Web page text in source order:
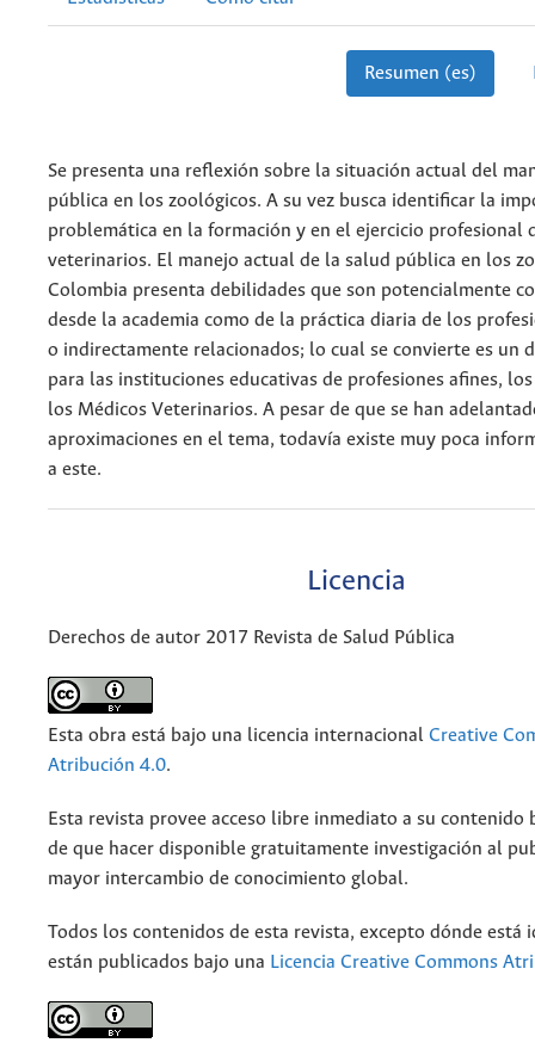
Resumen (es)
Se presenta una reflexión sobre la situación actual del
pública en los zoológicos. A su vez busca identificar la
problemática en la formación y en el ejercicio profesional
veterinarios. El manejo actual de la salud pública en los
Colombia presenta debilidades que son potencialmente
desde la academia como de la práctica diaria de los
o indirectamente relacionados; lo cual se convierte es un
para las instituciones educativas de profesiones afines,
los Médicos Veterinarios. A pesar de que se han
aproximaciones en el tema, todavía existe muy poca
a este.
Licencia
Derechos de autor 2017 Revista de Salud Pública
Esta obra está bajo una licencia internacional Creative
Atribución 4.0.
Esta revista provee acceso libre inmediato a su contenido
de que hacer disponible gratuitamente investigación al
mayor intercambio de conocimiento global.
Todos los contenidos de esta revista, excepto dónde está
están publicados bajo una Licencia Creative Commons